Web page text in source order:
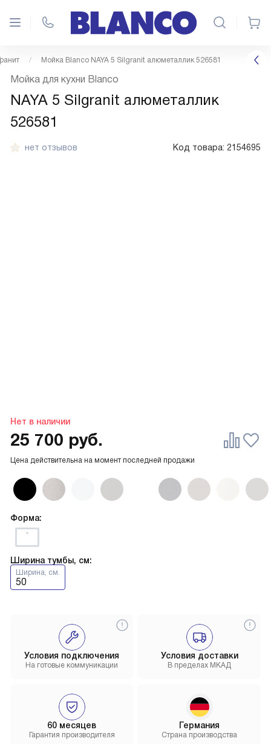
Мойка Blanco NAYA 5 Silgranit алюметаллик 526581
нет отзывов Код товара: 2154695
Нет в наличии
Мойка для кухни Blanco
NAYA 5 Silgranit алюметаллик
526581
Форма:
Ширина тумбы, см:
Ширина, см.
50
Цена действительна на момент последней продажи
25 700 руб.
Условия доставки
В пределах МКАД
60 месяцев
Гарантия производителя
Условия подключения
На готовые коммуникации
Германия
Страна производства